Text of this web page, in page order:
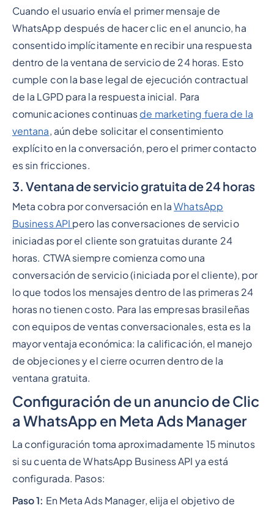
Cuando el usuario envía el primer mensaje de
WhatsApp después de hacer clic en el anuncio, ha
consentido implícitamente en recibir una respuesta
dentro de la ventana de servicio de 24 horas. Esto
cumple con la base legal de ejecución contractual
de la LGPD para la respuesta inicial. Para
comunicaciones continuas de marketing fuera de la
ventana, aún debe solicitar el consentimiento
explícito en la conversación, pero el primer contacto
es sin fricciones.
3. Ventana de servicio gratuita de 24 horas
Meta cobra por conversación en laWhatsApp
Business API pero las conversaciones de servicio
iniciadas por el cliente son gratuitas durante 24
horas. CTWA siempre comienza como una
conversación de servicio (iniciada por el cliente), por
lo que todos los mensajes dentro de las primeras 24
horas no tienen costo. Para las empresas brasileñas
con equipos de ventas conversacionales, esta es la
mayor ventaja económica: la calificación, el manejo
de objeciones y el cierre ocurren dentro de la
ventana gratuita.
Configuración de un anuncio de Clic
a WhatsApp en Meta Ads Manager
La configuración toma aproximadamente 15 minutos
si su cuenta de WhatsApp Business API ya está
configurada. Pasos:
Paso 1: En Meta Ads Manager, elija el objetivo de